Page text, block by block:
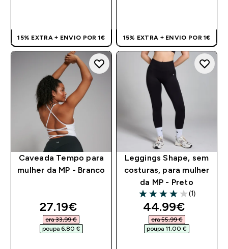
15% EXTRA + ENVIO POR 1€ 15% EXTRA + ENVIO POR 1€
Caveada Tempo para
mulher da MP - Branco
discounted price
27.19€‎
era 33,99 €‎
poupa 6,80 €‎
Leggings Shape, sem
costuras, para mulher
da MP - Preto
4 out of 5 stars
(1)
discounted
44.99€‎
era 55,99 €‎
poupa 11,00 €‎